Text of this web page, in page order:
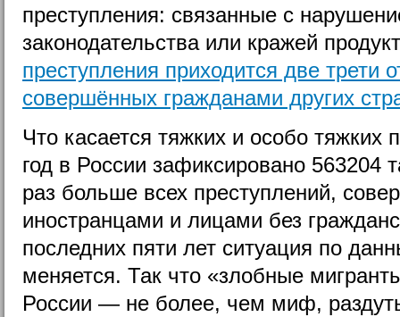
преступления: связанные с
законодательства или кражей
преступления приходится две трети
совершённых гражданами других
Что касается тяжких и особо тяжких
год в России зафиксировано 563204
раз больше всех преступлений,
иностранцами и лицами без
последних пяти лет ситуация по
меняется. Так что «злобные
России — не более, чем миф,